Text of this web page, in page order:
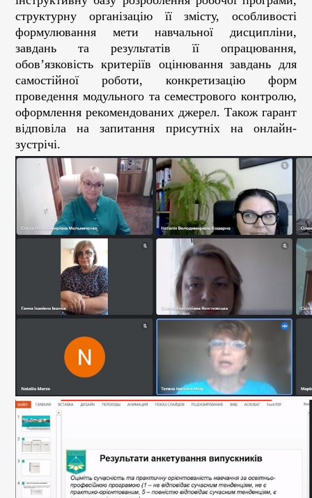
структурну організацію її змісту, особливості
формулювання мети навчальної дисципліни,
завдань та результатів її опрацювання,
обов’язковість критеріїв оцінювання завдань для
самостійної роботи, конкретизацію форм
проведення модульного та семестрового контролю,
оформлення рекомендованих джерел. Також гарант
відповіла на запитання присутніх на онлайн-
зустрічі.